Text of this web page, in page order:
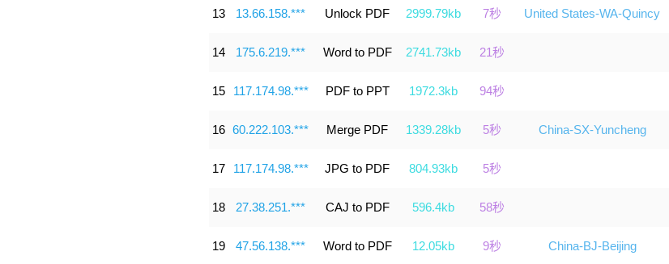
13 13.66.158.*** Unlock PDF 2999.79kb 7秒 United States-WA-Quincy
14 175.6.219.*** Word to PDF 2741.73kb 21秒
15 117.174.98.*** PDF to PPT 1972.3kb 94秒
16 60.222.103.*** Merge PDF 1339.28kb 5秒 China-SX-Yuncheng
17 117.174.98.*** JPG to PDF 804.93kb 5秒
18 27.38.251.*** CAJ to PDF 596.4kb 58秒
19 47.56.138.*** Word to PDF 12.05kb 9秒 China-BJ-Beijing